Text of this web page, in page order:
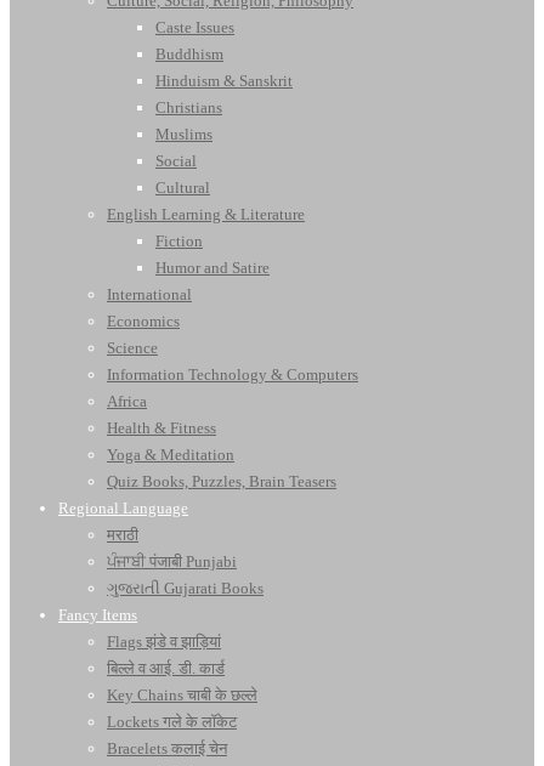
Caste Issues
Buddhism
Hinduism & Sanskrit
Christians
Muslims
Social
Cultural
English Learning & Literature
Fiction
Humor and Satire
International
Economics
Science
Information Technology & Computers
Africa
Health & Fitness
Yoga & Meditation
Quiz Books, Puzzles, Brain Teasers
Regional Language
मराठी
ਪੰਜਾਬੀ पंजाबी Punjabi
ગુજરાતી Gujarati Books
Fancy Items
Flags झंडे व झाड़ियां
बिल्ले व आई. डी. कार्ड
Key Chains चाबी के छल्ले
Lockets गले के लॉकेट
Bracelets कलाई चेन